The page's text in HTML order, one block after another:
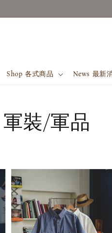
Shop 各式商品 News 最新
裝/軍品